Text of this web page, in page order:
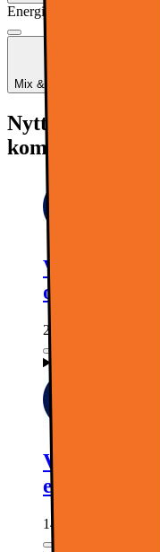
Energimærkning
Mix & Match: Spar 1000.-
Nyttige
kommer i tillæg)
Vi tager dit
og
299.-
Vi pakker
emballagen
149.-